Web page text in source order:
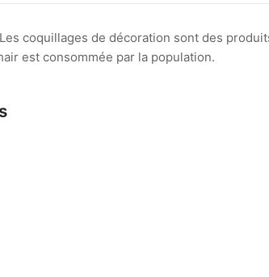
coquillages de décoration sont des
est consommée par la population.